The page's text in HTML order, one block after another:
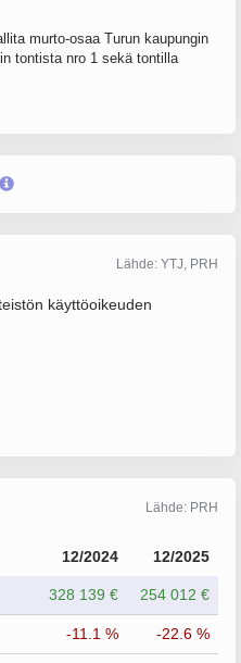
murto-osaa Turun kaupungin
tontista nro 1 sekä tontilla
Lähde: YTJ, PRH
käyttöoikeuden
Lähde: PRH
12/2024 12/2025
328 139 € 254 012 €
-11.1 % -22.6 %